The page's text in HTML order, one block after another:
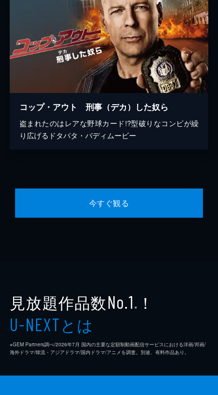
コップ・アウト 刑事（デカ）した奴ら
盗まれたのはレアな野球カード!?型破りなコンビが繰
り広げるドタバタ・バディムービー
今すぐ観る
見放題作品数No.1 ※ ！
U-NEXTとは
※GEM Partners調べ/2026年7⽉ 国内の主要な定額制動画配信サービスにおける洋画/邦画/
海外ドラマ/韓流・アジアドラマ/国内ドラマ/アニメを調査。別途、有料作品あり。